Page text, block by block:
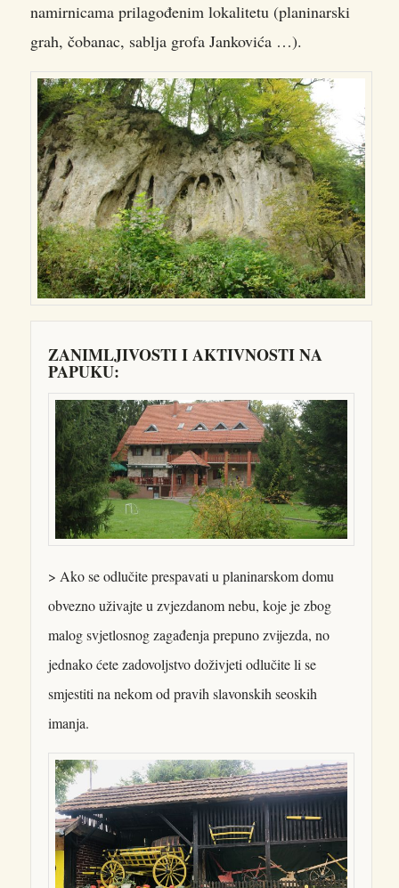
namirnicama prilagođenim lokalitetu (planinarski
grah, čobanac, sablja grofa Jankovića …).
ZANIMLJIVOSTI I AKTIVNOSTI NA
PAPUKU:
> Ako se odlučite prespavati u planinarskom domu
obvezno uživajte u zvjezdanom nebu, koje je zbog
malog svjetlosnog zagađenja prepuno zvijezda, no
jednako ćete zadovoljstvo doživjeti odlučite li se
smjestiti na nekom od pravih slavonskih seoskih
imanja.